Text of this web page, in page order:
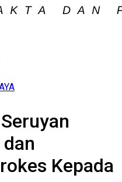
Kepada